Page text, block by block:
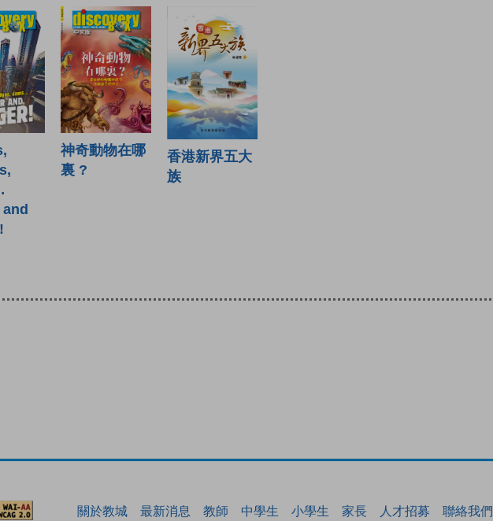
神奇動物在哪
裏 ?
香港新界五大
族
關於教城 最新消息 教師 中學生 小學生 家長 人才招募 聯絡我們